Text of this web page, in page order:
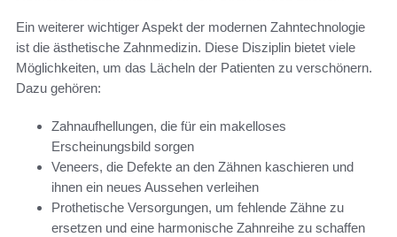
Ein weiterer wichtiger Aspekt der modernen Zahntechnologie
ist die ästhetische Zahnmedizin. Diese Disziplin bietet viele
Möglichkeiten, um das Lächeln der Patienten zu verschönern.
Dazu gehören:
Zahnaufhellungen, die für ein makelloses
Erscheinungsbild sorgen
Veneers, die Defekte an den Zähnen kaschieren und
ihnen ein neues Aussehen verleihen
Prothetische Versorgungen, um fehlende Zähne zu
ersetzen und eine harmonische Zahnreihe zu schaffen